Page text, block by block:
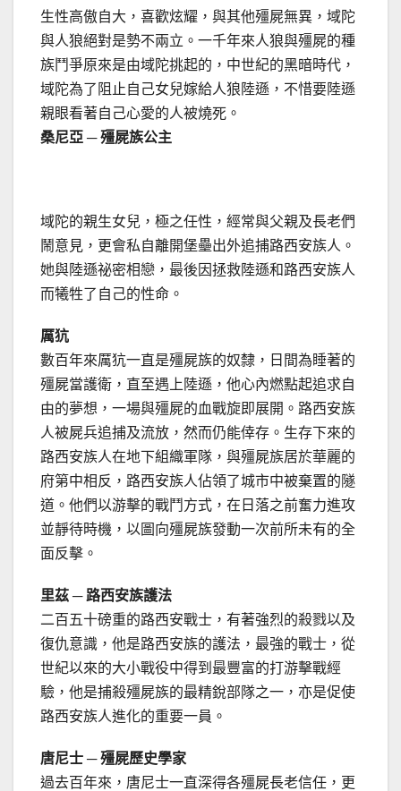
生性高傲自大，喜歡炫耀，與其他殭屍無異，域陀
與人狼絕對是勢不兩立。一千年來人狼與殭屍的種
族鬥爭原來是由域陀挑起的，中世紀的黑暗時代，
域陀為了阻止自己女兒嫁給人狼陸遜，不惜要陸遜
親眼看著自己心愛的人被燒死。
桑尼亞 ─ 殭屍族公主
域陀的親生女兒，極之任性，經常與父親及長老們
鬧意見，更會私自離開堡壘出外追捕路西安族人。
她與陸遜祕密相戀，最後因拯救陸遜和路西安族人
而犧牲了自己的性命。
厲犺
數百年來厲犺一直是殭屍族的奴隸，日間為睡著的
殭屍當護衛，直至遇上陸遜，他心內燃點起追求自
由的夢想，一場與殭屍的血戰旋即展開。路西安族
人被屍兵追捕及流放，然而仍能倖存。生存下來的
路西安族人在地下組織軍隊，與殭屍族居於華麗的
府第中相反，路西安族人佔領了城市中被棄置的隧
道。他們以游擊的戰鬥方式，在日落之前奮力進攻
並靜待時機，以圖向殭屍族發動一次前所未有的全
面反擊。
里茲 ─ 路西安族護法
二百五十磅重的路西安戰士，有著強烈的殺戮以及
復仇意識，他是路西安族的護法，最強的戰士，從
世紀以來的大小戰役中得到最豐富的打游擊戰經
驗，他是捕殺殭屍族的最精銳部隊之一，亦是促使
路西安族人進化的重要一員。
唐尼士 ─ 殭屍歷史學家
過去百年來，唐尼士一直深得各殭屍長老信任，更